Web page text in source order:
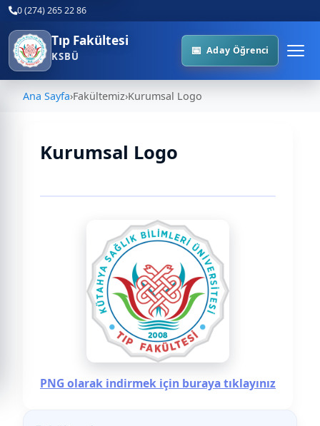
0 (274) 265 22 86
Tıp Fakültesi
KSBÜ Aday Öğrenci
Ana Sayfa›Fakültemiz›Kurumsal Logo
Kurumsal Logo
PNG olarak indirmek için buraya tıklayınız